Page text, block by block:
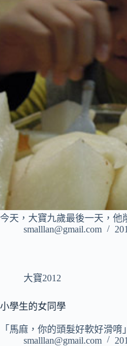
今天，大寶九歲最後一天，
smalllan@gmail.com
大寶2012
小學生的女同學
「馬麻，你的頭髮好軟好滑
smalllan@gmail.com